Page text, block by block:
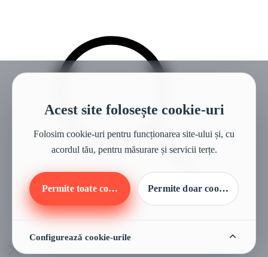
Sistem infotainment 10.3” touchscreen
Navigație integrată + MapCare updates
Apple CarPlay & Android Auto
Bluetooth + comandă vocală
Smart Cruise Control cu Stop&Go
Comenzi pe volan
Acest site folosește cookie-uri
Folosim cookie-uri pentru funcționarea site-ului și, cu
acordul tău, pentru măsurare și servicii terțe.
Permite doar cookie-urile
Permite toate cookie-urile
Configurează cookie-urile